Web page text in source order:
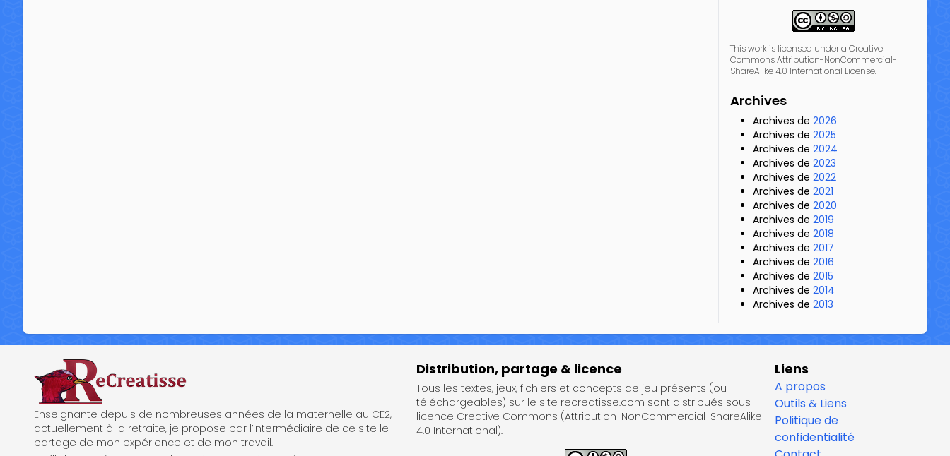
This work is licensed under a Creative
Commons Attribution-NonCommercial-
ShareAlike 4.0 International License.
Archives
Archives de 2026
Archives de 2025
Archives de 2024
Archives de 2023
Archives de 2022
Archives de 2021
Archives de 2020
Archives de 2019
Archives de 2018
Archives de 2017
Archives de 2016
Archives de 2015
Archives de 2014
Archives de 2013
ReCreatisse
Enseignante depuis de nombreuses années de la maternelle au CE2,
actuellement à la retraite, je propose par l’intermédiaire de ce site le
partage de mon expérience et de mon travail.
Distribution, partage & licence
Tous les textes, jeux, fichiers et concepts de jeu présents (ou
téléchargeables) sur le site recreatisse.com sont distribués sous
licence Creative Commons (Attribution-NonCommercial-ShareAlike
4.0 International).
Liens
A propos
Outils & Liens
Politique de
confidentialité